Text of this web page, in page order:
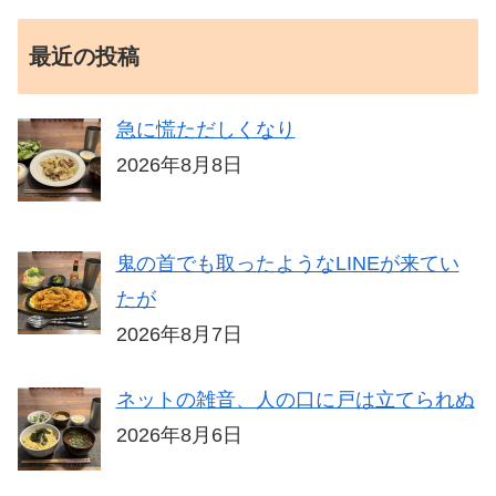
最近の投稿
急に慌ただしくなり
2026年8月8日
鬼の首でも取ったようなLINEが来てい
たが
2026年8月7日
ネットの雑音、人の口に戸は立てられぬ
2026年8月6日